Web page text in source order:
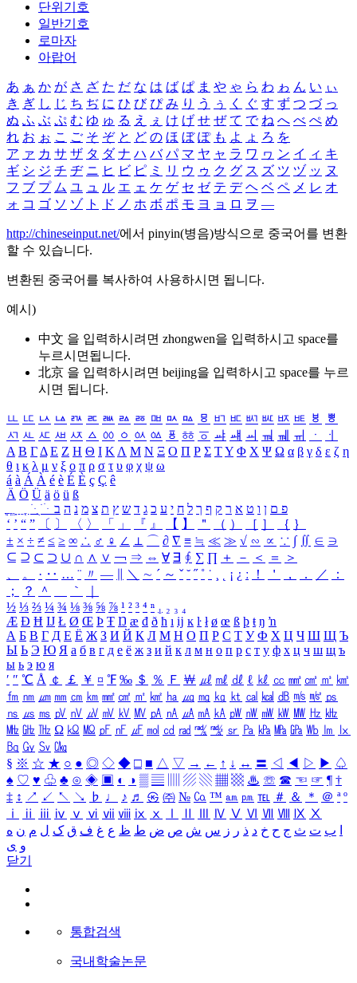
단위기호
일반기호
로마자
아랍어
あ ぁ か が さ ざ た だ な は ば ぱ ま や ゃ ら わ ゎ ん い ぃ
き ぎ し じ ち ぢ に ひ び ぴ み り う ぅ く ぐ す ず つ づ っ
ぬ ふ ぶ ぷ む ゆ ゅ る え ぇ け げ せ ぜ て で ね へ べ ぺ め
れ お ぉ こ ご そ ぞ と ど の ほ ぼ ぽ も よ ょ ろ を
ア ァ カ サ ザ タ ダ ナ ハ バ パ マ ヤ ャ ラ ワ ヮ ン イ ィ キ
ギ シ ジ チ ヂ ニ ヒ ビ ピ ミ リ ウ ゥ ク グ ス ズ ツ ヅ ッ ヌ
フ ブ プ ム ユ ュ ル エ ェ ケ ゲ セ ゼ テ デ ヘ ベ ペ メ レ オ
ォ コ ゴ ソ ゾ ト ド ノ ホ ボ ポ モ ヨ ョ ロ ヲ ―
http://chineseinput.net/에서 pinyin(병음)방식으로 중국어를 변환
할 수 있습니다.
변환된 중국어를 복사하여 사용하시면 됩니다.
예시)
中文 을 입력하시려면 zhongwen을 입력하시고 space를
누르시면됩니다.
北京 을 입력하시려면 beijing을 입력하시고 space를 누르
시면 됩니다.
ㅥ ㅦ ㅧ ㅨ ㅩ ㅪ ㅫ ㅬ ㅭ ㅮ ㅯ ㅰ ㅱ ㅲ ㅳ ㅴ ㅵ ㅶ ㅷ ㅸ
ㅹ
ㅺ ㅻ ㅼ ㅽ ㅾ ㅿ ㆀ ㆁ ㆂ ㆃ ㆄ ㆅ ㆆ ㆇ ㆈ ㆉ ㆊ ㆋ ㆌ ㆍ
ㆎ
Α Β ΓΔ Ε Ζ Η Θ Ι ΚΛ Μ Ν Ξ Ο Π Ρ Σ ΤΥ Φ Χ Ψ Ω α β γ δ ε ζ η
θ ι κ λ μ ν ξ ο π ρ σ τ υ φ χ ψ ω
á à Á À é è É È ç Ç ê
Ä Ö Ü ä ö ü ß
ִֶֹ ֻּ ׁׂ פ ם ן ו ט א ר ק ף ך ל ח י ע כ ג ד ש ץ ת צ מ נ ה ב
‘ ’ “ ” 〔 〕 〈 〉 「 」 『 』 【 】 ＂ （ ） ［ ］ ｛ ｝
± × ÷ ≠ ≤ ≥ ∞ ∴ ♂ ♀ ∠ ⊥ ⌒ ∂ ∇ ≡ ≒ ≪ ≫ √ ∽ ∝ ∵ ∫ ∬ ∈ ∋
⊆ ⊇ ⊂ ⊃ ∪ ∩ ∧ ∨ ￢ ⇒ ⇔ ∀ ∃ ∮ ∑ ∏ ＋ － ＜ ＝
＞
、
。 · ‥ … ¨ 〃 ― ＼ ∼ ´ ～ ˇ ˘ ˝ ˚ ˙ ¸ ¡ ¿ ː ！ ＇ ， ． ／
：
；
？ ＾ ｀
½ ⅓ ⅔ ¼ ¾ ⅛ ⅜ ⅝ ⅞ ¹ ² ³ ⁴ ⁿ ₁ ₂ ₃ ₄
Æ Ð Ħ Ĳ Ł Ø Œ Þ Ŧ Ŋ æ đ ð ħ ı ĳ ĸ ŀ ł ø œ ß þ ŧ ŋ ŉ
А Б В Г Д Е Ё Ж З И Й К Л М Н О П Р С Т У Ф Х Ц Ч Ш Щ Ъ
Ы Ь Э Ю Я а б в г д е ё ж з и й к л м н о п р с т у ф х ц ч ш щ ъ
ы ь э ю я
′ ″ ℃ Å ￠ ￡ ￥ ¤ ℉ ‰ ＄ ％ Ｆ ￦ ㎕ ㎖ ㎗ ℓ ㎘ ㏄ ㎣ ㎤ ㎥ ㎦
㎙ ㎚ ㎛ ㎜ ㎝ ㎞ ㎟ ㎠ ㎡ ㎢ ㏊ ㎍ ㎎ ㎏ ㏏ ㎈ ㎉ ㏈ ㎧ ㎨ ㎰
㎱ ㎲ ㎳ ㎴ ㎵ ㎶ ㎷ ㎸ ㎹ ㎀ ㎁ ㎂ ㎃ ㎄ ㎺ ㎻ ㎽ ㎾ ㎿ ㎐ ㎑
㎒ ㎓ ㎔ Ω ㏀ ㏁ ㎊ ㎋ ㎌ ㏖ ㏅ ㎭ ㎮ ㎯ ㏛ ㎩ ㎪ ㎫ ㎬ ㏝ ㏐
㏓
㏃ ㏉ ㏜ ㏆
§ ※ ☆ ★ ○ ● ◎ ◇ ◆ □ ■ △ ▽ → ← ↑ ↓ ↔ 〓 ◁ ◀ ▷ ▶ ♤
♠ ♡ ♥ ♧ ♣ ⊙ ◈ ▣ ◐ ◑ ▒ ▤ ▨ ▧ ▦ ▩ ♨ ☏ ☎ ☜ ☞ ¶ †
‡ ↕ ↗ ↙ ↖ ↘ ♭ ♩ ♪ ♬ ㉿ ㈜ № ㏇ ™ ㏂ ㏘ ℡ ＃ ＆ ＊ ＠ ª º
ⅰ
ⅱ ⅲ ⅳ ⅴ ⅵ ⅶ ⅷ ⅸ ⅹ Ⅳ Ⅴ Ⅵ Ⅶ Ⅷ Ⅸ Ⅹ
ب ت ث ج ح خ د ذ ر ز س ش ص ض ط ظ ع غ ف ق ک ل م ن ه
و ی
닫기
통합검색
국내학술논문